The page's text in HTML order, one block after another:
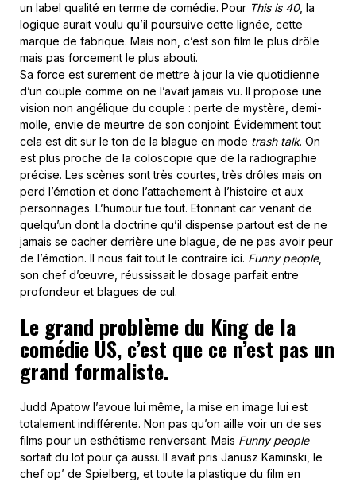
un label qualité en terme de comédie. Pour This is 40, la
logique aurait voulu qu’il poursuive cette lignée, cette
marque de fabrique. Mais non, c’est son film le plus drôle
mais pas forcement le plus abouti.
Sa force est surement de mettre à jour la vie quotidienne
d’un couple comme on ne l’avait jamais vu. Il propose une
vision non angélique du couple : perte de mystère, demi-
molle, envie de meurtre de son conjoint. Évidemment tout
cela est dit sur le ton de la blague en mode trash talk. On
est plus proche de la coloscopie que de la radiographie
précise. Les scènes sont très courtes, très drôles mais on
perd l’émotion et donc l’attachement à l’histoire et aux
personnages. L’humour tue tout. Etonnant car venant de
quelqu’un dont la doctrine qu’il dispense partout est de ne
jamais se cacher derrière une blague, de ne pas avoir peur
de l’émotion. Il nous fait tout le contraire ici. Funny people,
son chef d’œuvre, réussissait le dosage parfait entre
profondeur et blagues de cul.
Le grand problème du King de la
comédie US, c’est que ce n’est pas un
grand formaliste.
Judd Apatow l’avoue lui même, la mise en image lui est
totalement indifférente. Non pas qu’on aille voir un de ses
films pour un esthétisme renversant. Mais Funny people
sortait du lot pour ça aussi. Il avait pris Janusz Kaminski, le
chef op’ de Spielberg, et toute la plastique du film en